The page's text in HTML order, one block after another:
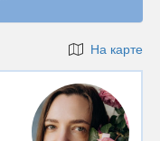
На карте